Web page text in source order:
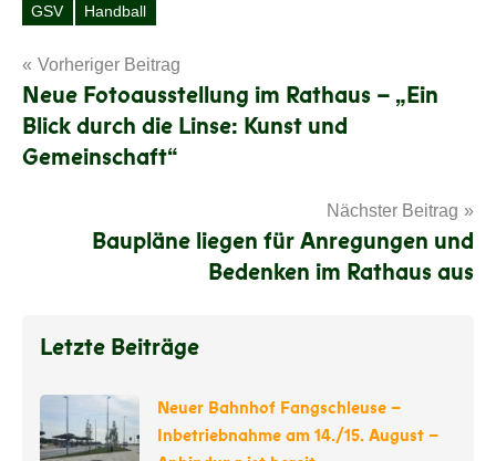
Schlagwörter
GSV Handball
Beitragsnavigation
Vorheriger Beitrag
Neue Fotoausstellung im Rathaus – „Ein
Blick durch die Linse: Kunst und
Gemeinschaft“
Nächster Beitrag
Baupläne liegen für Anregungen und
Bedenken im Rathaus aus
Letzte Beiträge
Neuer Bahnhof Fangschleuse –
Inbetriebnahme am 14./15. August –